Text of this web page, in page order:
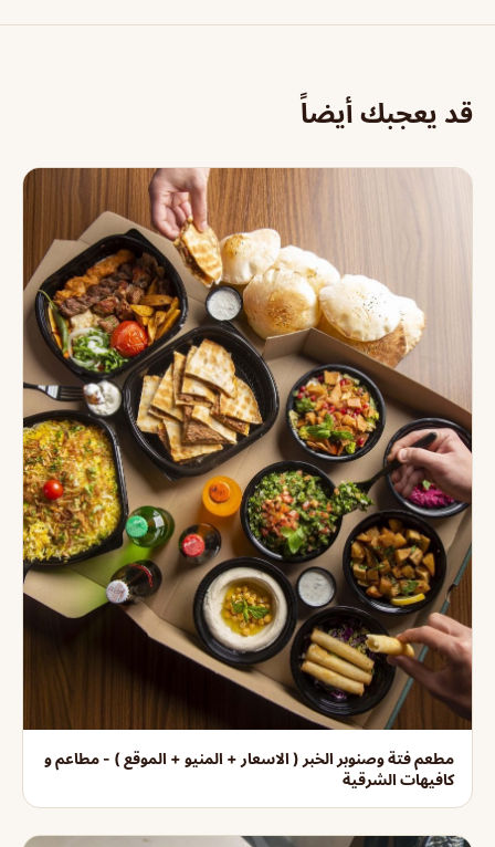
قد يعجبك أيضاً
مطعم فتة وصنوبر الخبر ( الاسعار + المنيو + الموقع ) - مطاعم و
كافيهات الشرقية